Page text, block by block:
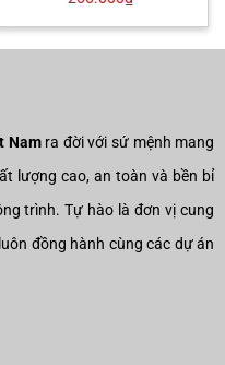
Namra đời với sứ mệnh mang
lượng cao, an toàn và bền bỉ
trình. Tự hào là đơn vị cung
đồng hành cùng các dự án